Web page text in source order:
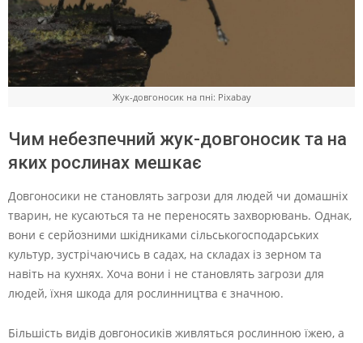
Жук-довгоносик на пні: Pixabay
Чим небезпечний жук-довгоносик та на
яких рослинах мешкає
Довгоносики не становлять загрози для людей чи домашніх
тварин, не кусаються та не переносять захворювань. Однак,
вони є серйозними шкідниками сільськогосподарських
культур, зустрічаючись в садах, на складах із зерном та
навіть на кухнях. Хоча вони і не становлять загрози для
людей, їхня шкода для рослинництва є значною.
Більшість видів довгоносиків живляться рослинною їжею, а